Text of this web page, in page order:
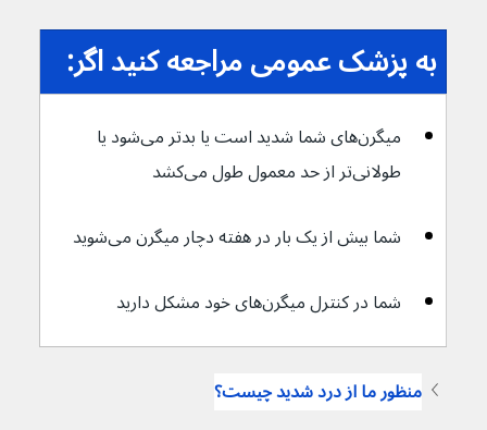
به پزشک عمومی مراجعه کنید اگر:
میگرن‌های شما شدید است یا بدتر می‌شود یا
طولانی‌تر از حد معمول طول می‌کشد
شما بیش از یک بار در هفته دچار میگرن می‌شوید
شما در کنترل میگرن‌های خود مشکل دارید
منظور ما از درد شدید چیست؟